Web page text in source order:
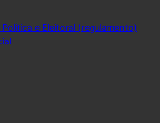
e Eleitoral (regulamento)